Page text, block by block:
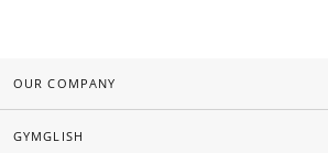
OUR COMPANY
GYMGLISH